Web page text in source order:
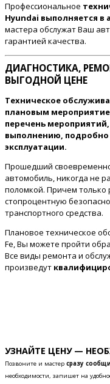
Профессиональное
Hyundai выполняется в
мастера обслужат Ваш
гарантией качества.
ДИАГНОСТИКА,
ВЫГОДНОЙ ЦЕНЕ
Техническое
плановым
перечень
выполнению, подробно
эксплуатации.
Прошедший
автомобиль, никогда не
поломкой. Причем только
стопроцентную
транспортного средства.
Плановое техническое
Fe, Вы можете пройти
Все виды ремонта и
произведут
УЗНАЙТЕ ЦЕНУ —
Позвоните и мастер сразу
необходимости, запишет на